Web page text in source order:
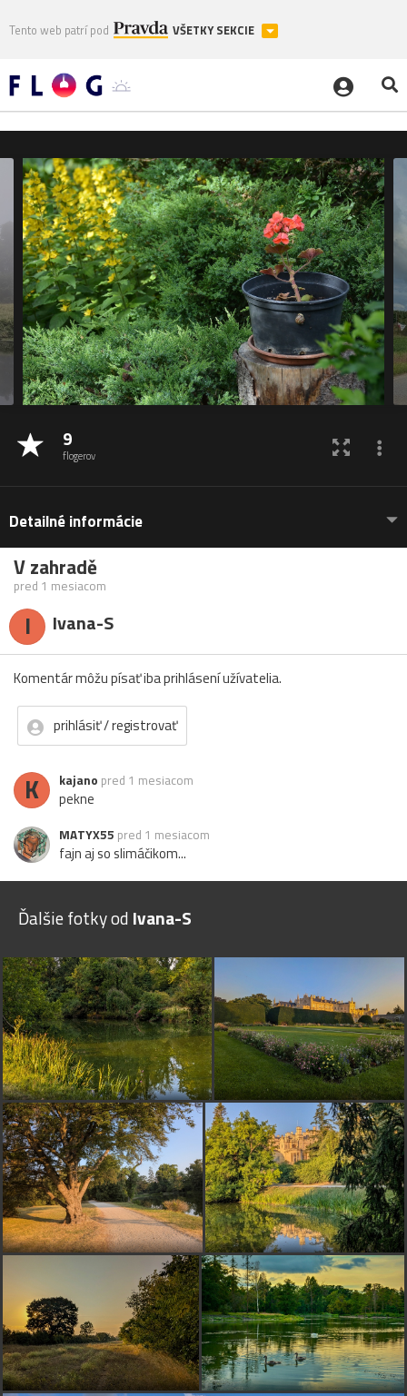
Tento web patrí pod VŠETKY SEKCIE
9
flogerov
Detailné informácie
V zahradě
pred 1 mesiacom
I Ivana-S
Komentár môžu písať iba prihlásení užívatelia.
prihlásiť / registrovať
K kajano pred 1 mesiacom
pekne
MATYX55 pred 1 mesiacom
fajn aj so slimáčikom...
Ďalšie fotky od Ivana-S